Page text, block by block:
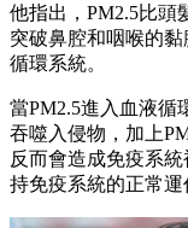
他指出，PM2.5比頭
突破鼻腔和咽喉的
循環系統。
當PM2.5進入血液循
吞噬入侵物，加上
反而會造成免疫系
持免疫系統的正常運